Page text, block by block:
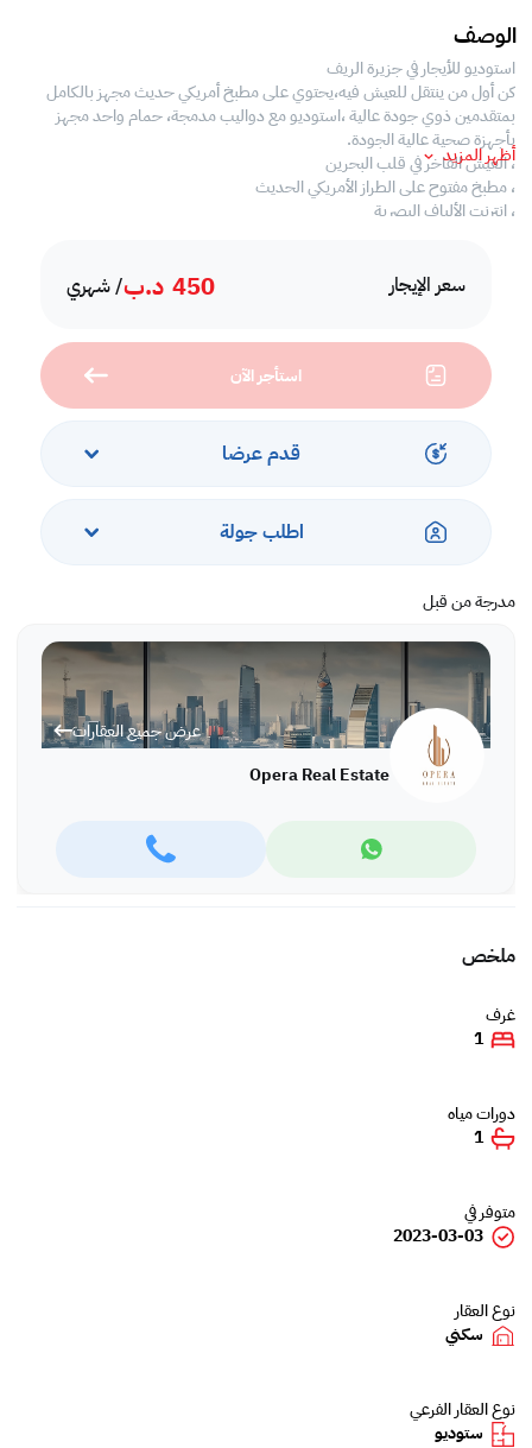
سعر الإيجار 450 د.ب/ شهري
استأجر الآن
قدم عرضا
اطلب جولة
مدرجة من قبل
عرض جميع العقارات
Opera Real Estate
الوصف
استوديو للأيجار في جزيرة الريف
كن أول من ينتقل للعيش فيه،يحتوي على مطبخ أمريكي حديث مجهز بالكامل
بمتقدمين ذوي جودة عالية ،استوديو مع دواليب مدمجة، حمام واحد مجهز
بأجهزة صحية عالية الجودة.
، العيش الفاخر في قلب البحرين
، مطبخ مفتوح على الطراز الأمريكي الحديث
، إنترنت الألياف البصرية
، موقف خاص
، بخار ساونا.
أظهر المزيد
ملخص
غرف
1
دورات مياه
1
متوفر في
2023-03-03
نوع العقار
سكني
نوع العقار الفرعي
ستوديو